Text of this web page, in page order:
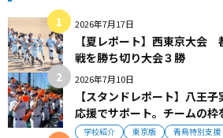
2026年7月17日
【夏レポート】西東京大会
戦を勝ち切り大会３勝
2026年7月10日
【スタンドレポート】八王
応援でサポート。チームの枠
学校紹介 東京版 青鳥特別支援